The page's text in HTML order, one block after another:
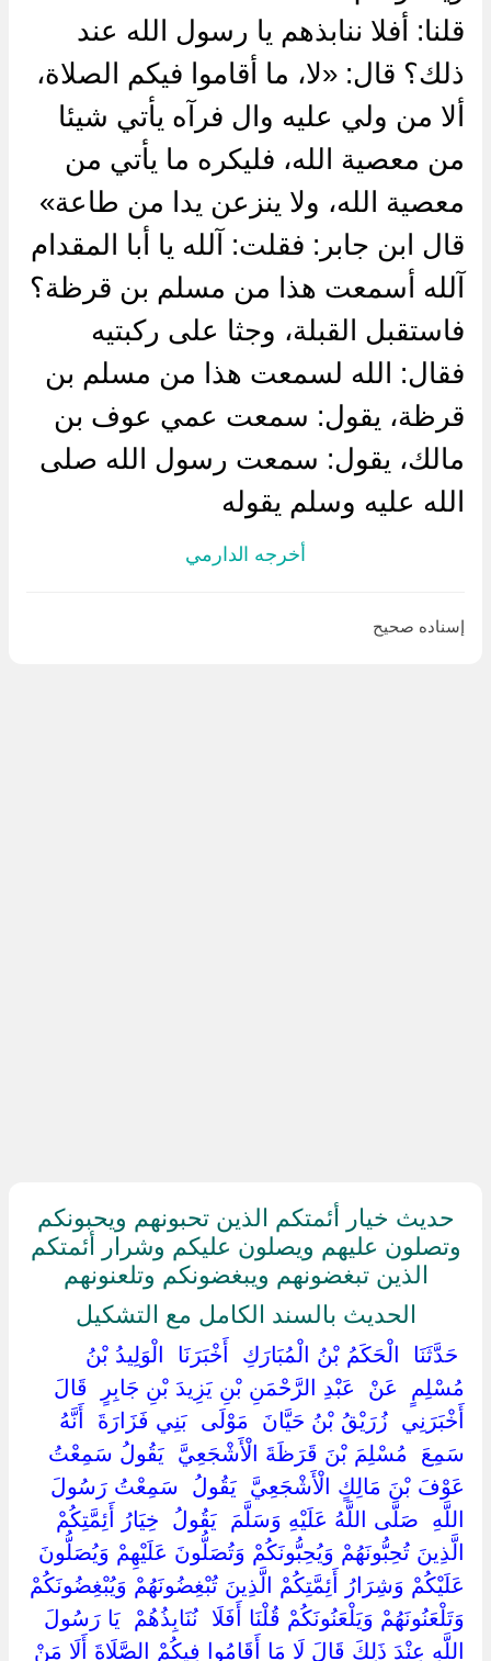
قلنا: أفلا ننابذهم يا رسول الله عند
ذلك؟ قال: «لا، ما أقاموا فيكم الصلاة،
ألا من ولي عليه وال فرآه يأتي شيئا
من معصية الله، فليكره ما يأتي من
معصية الله، ولا ينزعن يدا من طاعة»
قال ابن جابر: فقلت: آلله يا أبا المقدام
آلله أسمعت هذا من مسلم بن قرظة؟
فاستقبل القبلة، وجثا على ركبتيه
فقال: الله لسمعت هذا من مسلم بن
قرظة، يقول: سمعت عمي عوف بن
مالك، يقول: سمعت رسول الله صلى
الله عليه وسلم يقوله
أخرجه الدارمي
إسناده صحيح
حديث خيار أئمتكم الذين تحبونهم ويحبونكم
وتصلون عليهم ويصلون عليكم وشرار أئمتكم
الذين تبغضونهم ويبغضونكم وتلعنونهم
الحديث بالسند الكامل مع التشكيل
‏ ‏حَدَّثَنَا ‏ ‏الْحَكَمُ بْنُ الْمُبَارَكِ ‏ ‏أَخْبَرَنَا ‏ ‏الْوَلِيدُ بْنُ
مُسْلِمٍ ‏ ‏عَنْ ‏ ‏عَبْدِ الرَّحْمَنِ بْنِ يَزِيدَ بْنِ جَابِرٍ ‏ ‏قَالَ
أَخْبَرَنِي ‏ ‏زُرَيْقُ بْنُ حَيَّانَ ‏ ‏مَوْلَى ‏ ‏بَنِي فَزَارَةَ ‏ ‏أَنَّهُ
سَمِعَ ‏ ‏مُسْلِمَ بْنَ قَرَظَةَ الْأَشْجَعِيَّ ‏ ‏يَقُولُ سَمِعْتُ ‏
‏عَوْفَ بْنَ مَالِكٍ الْأَشْجَعِيَّ ‏ ‏يَقُولُ ‏ ‏سَمِعْتُ رَسُولَ
اللَّهِ ‏ ‏صَلَّى اللَّهُ عَلَيْهِ وَسَلَّمَ ‏ ‏يَقُولُ ‏ ‏خِيَارُ أَئِمَّتِكُمْ
الَّذِينَ تُحِبُّونَهُمْ وَيُحِبُّونَكُمْ وَتُصَلُّونَ عَلَيْهِمْ وَيُصَلُّونَ
عَلَيْكُمْ وَشِرَارُ أَئِمَّتِكُمْ الَّذِينَ تُبْغِضُونَهُمْ وَيُبْغِضُونَكُمْ
وَتَلْعَنُونَهُمْ وَيَلْعَنُونَكُمْ قُلْنَا أَفَلَا ‏ ‏نُنَابِذُهُمْ ‏ ‏يَا رَسُولَ
اللَّهِ عِنْدَ ذَلِكَ قَالَ لَا مَا أَقَامُوا فِيكُمْ الصَّلَاةَ أَلَا مَنْ